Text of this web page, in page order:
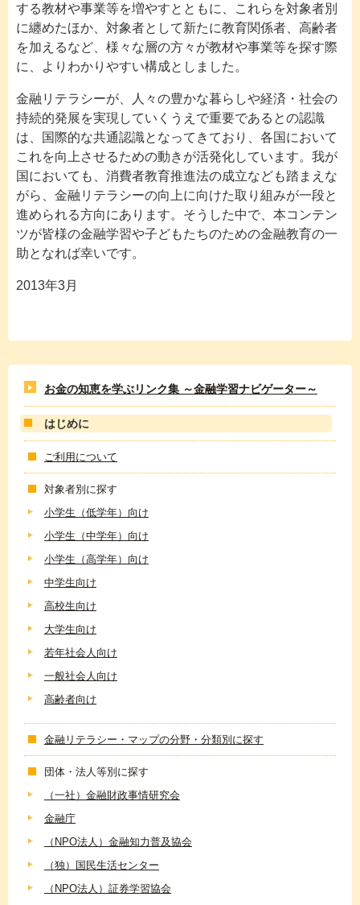
する教材や事業等を増やすとともに、これらを対象者別
に纏めたほか、対象者として新たに教育関係者、高齢者
を加えるなど、様々な層の方々が教材や事業等を探す際
に、よりわかりやすい構成としました。
金融リテラシーが、人々の豊かな暮らしや経済・社会の
持続的発展を実現していくうえで重要であるとの認識
は、国際的な共通認識となってきており、各国において
これを向上させるための動きが活発化しています。我が
国においても、消費者教育推進法の成立なども踏まえな
がら、金融リテラシーの向上に向けた取り組みが一段と
進められる方向にあります。そうした中で、本コンテン
ツが皆様の金融学習や子どもたちのための金融教育の一
助となれば幸いです。
2013年3月
お金の知恵を学ぶリンク集 ～金融学習ナビゲーター～
はじめに
ご利用について
対象者別に探す
小学生（低学年）向け
小学生（中学年）向け
小学生（高学年）向け
中学生向け
高校生向け
大学生向け
若年社会人向け
一般社会人向け
高齢者向け
金融リテラシー・マップの分野・分類別に探す
団体・法人等別に探す
（一社）金融財政事情研究会
金融庁
（NPO法人）金融知力普及協会
（独）国民生活センター
（NPO法人）証券学習協会